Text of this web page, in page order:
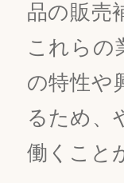
品の販売
これらの
の特性や
るため、
働くこと